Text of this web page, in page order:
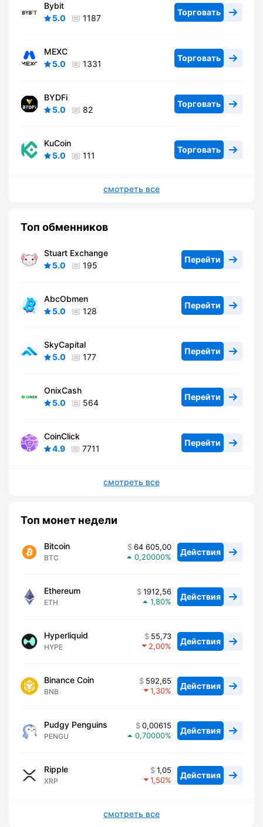
Bybit
5.0
1187
Торговать
MEXC
5.0
1331
Торговать
BYDFi
5.0
82
Торговать
KuCoin
5.0
111
Торговать
смотреть все
Топ обменников
Stuart Exchange
5.0
195
Перейти
AbcObmen
5.0
128
Перейти
SkyCapital
5.0
177
Перейти
OnixCash
5.0
564
Перейти
CoinClick
4.9
7711
Перейти
смотреть все
Топ монет недели
Bitcoin
BTC
64 605,00
0,20000
Действия
Ethereum
ETH
1912,56
1,80
Действия
Hyperliquid
HYPE
55,73
2,00
Действия
Binance Coin
BNB
592,65
1,30
Действия
Pudgy Penguins
PENGU
0,00615
0,70000
Действия
Ripple
XRP
1,05
1,50
Действия
смотреть все